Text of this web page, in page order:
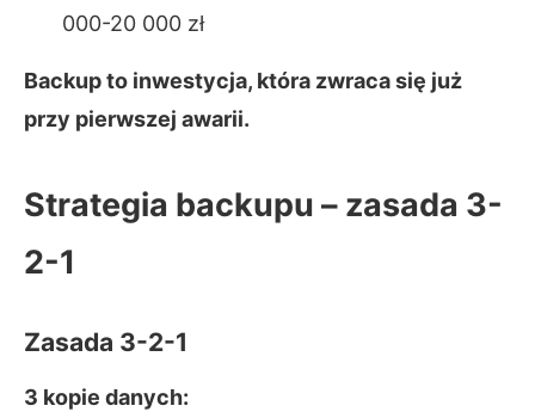
000-20 000 zł
Backup to inwestycja, która zwraca się już
przy pierwszej awarii.
Strategia backupu – zasada 3-
2-1
Zasada 3-2-1
3 kopie danych: